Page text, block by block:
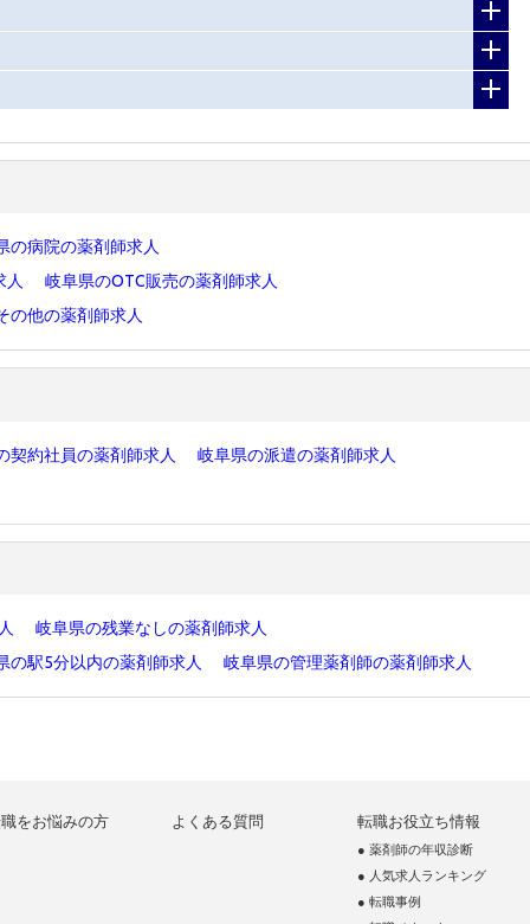
の病院の薬剤師求人
人
岐阜県のOTC販売の薬剤師求人
の他の薬剤師求人
契約社員の薬剤師求人 岐阜県の派遣の薬剤師求人
岐阜県の残業なしの薬剤師求人
の駅5分以内の薬剤師求人
岐阜県の管理薬剤師の薬剤師求人
をお悩みの方 よくある質問 転職お役立ち情報
● 薬剤師の年収診断
● 人気求人ランキング
● 転職事例